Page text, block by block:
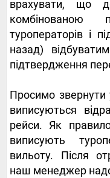
врахувати, що
комбінованою
туроператорів і
назад)
підтвердження
Просимо звернути
виписуються
рейси. Як
виписують
вильоту. Після
наш менеджер